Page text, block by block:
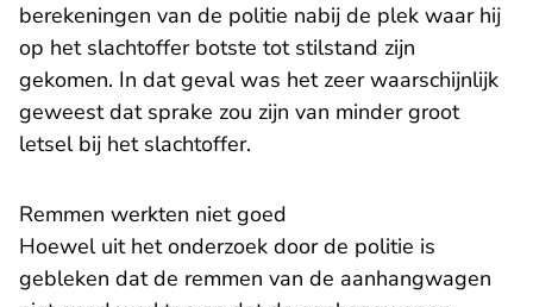
berekeningen van de politie nabij de plek waar hij
op het slachtoffer botste tot stilstand zijn
gekomen. In dat geval was het zeer waarschijnlijk
geweest dat sprake zou zijn van minder groot
letsel bij het slachtoffer.
Remmen werkten niet goed
Hoewel uit het onderzoek door de politie is
gebleken dat de remmen van de aanhangwagen